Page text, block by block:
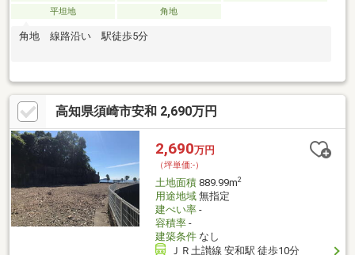
平坦地
角地
角地 線路沿い 駅徒歩5分
高知県須崎市安和 2,690万円
2,690万円
（坪単価:-）
土地面積889.99m2
用途地域無指定
建ぺい率-
容積率-
建築条件なし
ＪＲ土讃線 安和駅 徒歩10分